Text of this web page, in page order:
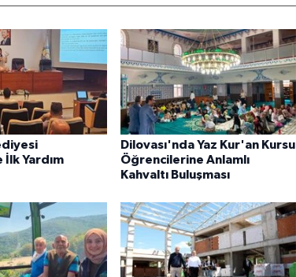
İlk Yardım
Dilovası'nda Yaz Kur'an Kursu
Öğrencilerine Anlamlı
Kahvaltı Buluşması